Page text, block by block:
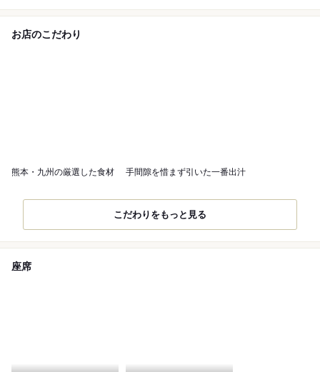
お店のこだわり
熊本・九州の厳選した食材 手間隙を惜まず引いた一番出汁
こだわりをもっと見る
座席